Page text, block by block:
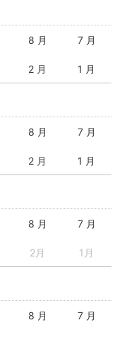
8 月 7 月
2 月 1 月
8 月 7 月
2 月 1 月
8 月 7 月
2月 1月
8 月 7 月